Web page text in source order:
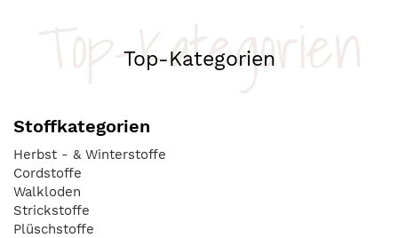
Top-Kategorien
Top-Kategorien
Stoffkategorien
Herbst - & Winterstoffe
Cordstoffe
Walkloden
Strickstoffe
Plüschstoffe